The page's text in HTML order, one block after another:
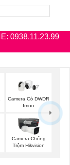
0938.11.23.99
Camera Có DWDR
Imou
Camera Chống
Trộm Hikvision